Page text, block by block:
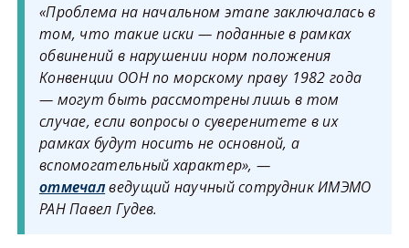
«Проблема на начальном этапе заключалась в
том, что такие иски — поданные в рамках
обвинений в нарушении норм положения
Конвенции ООН по морскому праву 1982 года
— могут быть рассмотрены лишь в том
случае, если вопросы о суверенитете в их
рамках будут носить не основной, а
вспомогательный характер», —
отмечалведущий научный сотрудник ИМЭМО
РАН Павел Гудев.